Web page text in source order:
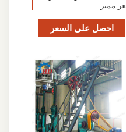
عر مميز
احصل على السعر